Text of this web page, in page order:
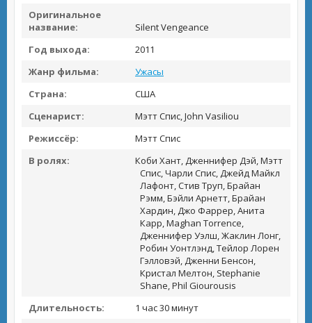
Оригинальное
название:
Silent Vengeance
Год выхода:
2011
Жанр фильма:
Ужасы
Страна:
США
Сценарист:
Мэтт Спис, John Vasiliou
Режиссёр:
Мэтт Спис
В ролях:
Коби Хант, Дженнифер Дэй, Мэтт
Спис, Чарли Спис, Джейд Майкл
Лафонт, Стив Труп, Брайан
Рэмм, Бэйли Арнетт, Брайан
Хардин, Джо Фаррер, Анита
Карр, Maghan Torrence,
Дженнифер Уэлш, Жаклин Лонг,
Робин Уонтлэнд, Тейлор Лорен
Гэлловэй, Дженни Бенсон,
Кристал Мелтон, Stephanie
Shane, Phil Giourousis
Длительность:
1 час 30 минут